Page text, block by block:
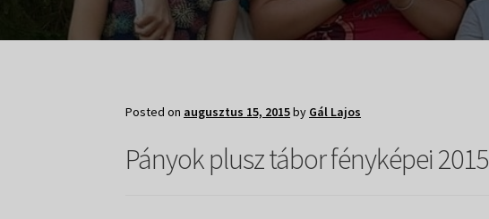
Posted on augusztus 15, 2015by Gál Lajos
Pányok plusz tábor fényképei 2015